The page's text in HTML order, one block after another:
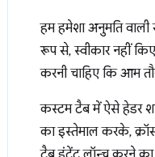
हम हमेशा अनुमति
रूप से, स्वीकार नहीं
करनी चाहिए कि आम
कस्टम टैब में ऐसे हेडर
का इस्तेमाल करके,